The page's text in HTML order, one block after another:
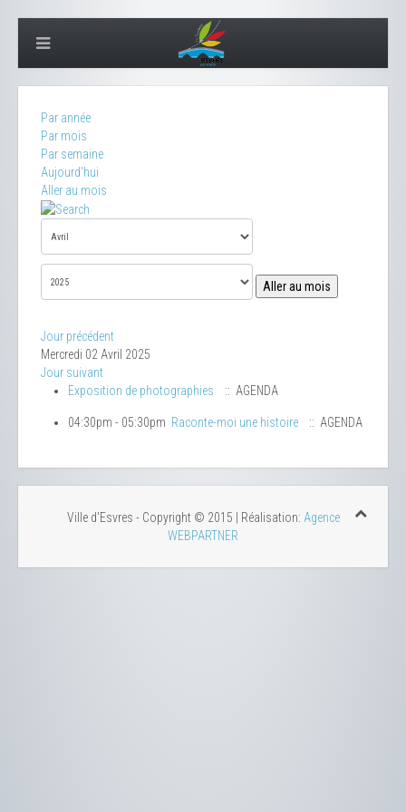
Par année
Par mois
Par semaine
Aujourd'hui
Aller au mois
Aller au mois
Jour précédent
Mercredi 02 Avril 2025
Jour suivant
Exposition de photographies
:: AGENDA
04:30pm - 05:30pm Raconte-moi une histoire :: AGENDA
Ville d'Esvres - Copyright © 2015 | Réalisation: Agence
WEBPARTNER